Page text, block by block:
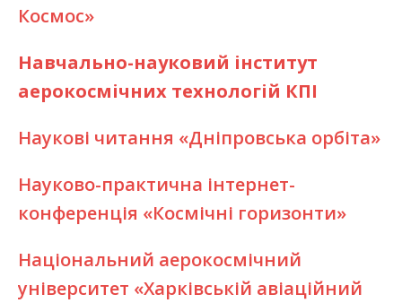
Космос»
Навчально-науковий інститут
аерокосмічних технологій КПІ
Наукові читання «Дніпровська орбіта»
Науково-практична інтернет-
конференція «Космічні горизонти»
Національний аерокосмічний
університет «Харківській авіаційний